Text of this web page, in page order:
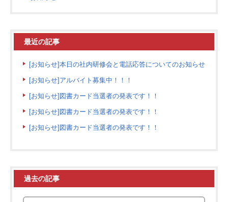
最近の記事
[お知らせ]本日の社内研修会と電話応答についてのお知らせ
[お知らせ]アルバイト募集中！！！
[お知らせ]図書カード当選者の発表です！！
[お知らせ]図書カード当選者の発表です！！
[お知らせ]図書カード当選者の発表です！！
過去の記事